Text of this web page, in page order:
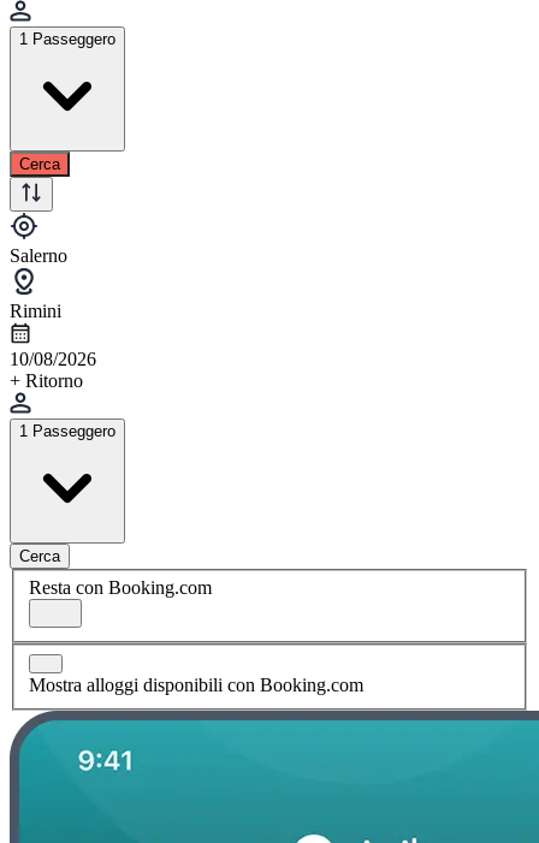
1 Passeggero
Cerca
Salerno
Rimini
10/08/2026
+ Ritorno
1 Passeggero
Cerca
Resta con Booking.com
Mostra alloggi disponibili con Booking.com